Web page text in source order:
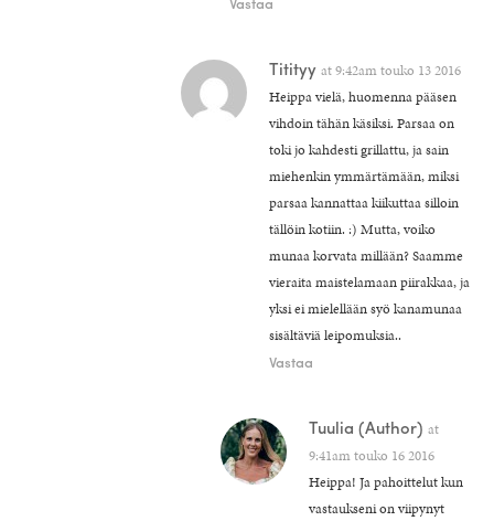
Titityy at9:42am touko 13 2016
Heippa vielä, huomenna pääsen
vihdoin tähän käsiksi. Parsaa on
toki jo kahdesti grillattu, ja sain
miehenkin ymmärtämään, miksi
parsaa kannattaa kiikuttaa silloin
tällöin kotiin. :) Mutta, voiko
munaa korvata millään? Saamme
vieraita maistelamaan piirakkaa, ja
yksi ei mielellään syö kanamunaa
sisältäviä leipomuksia..
Vastaa
Tuulia (Author) at
9:41am touko 16 2016
Heippa! Ja pahoittelut kun
vastaukseni on viipynyt